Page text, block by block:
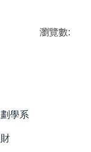
瀏覽數:
學系